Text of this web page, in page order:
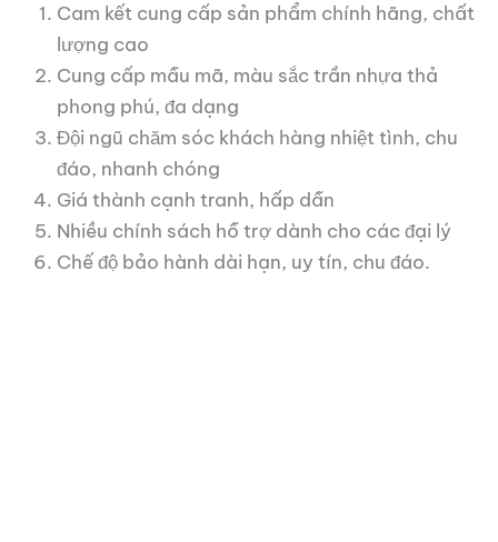
Cam kết cung cấp sản phẩm chính hãng, chất
lượng cao
Cung cấp mẫu mã, màu sắc trần nhựa thả
phong phú, đa dạng
Đội ngũ chăm sóc khách hàng nhiệt tình, chu
đáo, nhanh chóng
Giá thành cạnh tranh, hấp dẫn
Nhiều chính sách hỗ trợ dành cho các đại lý
Chế độ bảo hành dài hạn, uy tín, chu đáo.